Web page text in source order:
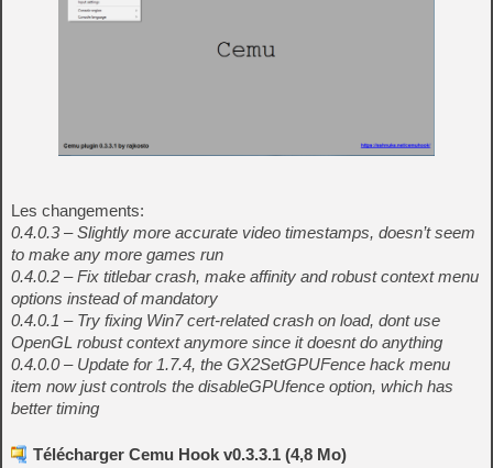
Les changements:
0.4.0.3 – Slightly more accurate video timestamps, doesn’t seem
to make any more games run
0.4.0.2 – Fix titlebar crash, make affinity and robust context menu
options instead of mandatory
0.4.0.1 – Try fixing Win7 cert-related crash on load, dont use
OpenGL robust context anymore since it doesnt do anything
0.4.0.0 – Update for 1.7.4, the GX2SetGPUFence hack menu
item now just controls the disableGPUfence option, which has
better timing
Télécharger Cemu Hook v0.3.3.1 (4,8 Mo)